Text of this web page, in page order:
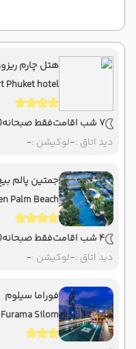
هتل چارم
Phuket hotel
7 شب اقامت فقط صبحانه(BB)
دید اتاق :-لوکیشن :-
جمتین پالم
Palm Beach
4 شب اقامت فقط صبحانه(BB)
دید اتاق :-لوکیشن :-
فوراما سیلوم
Furama Silom